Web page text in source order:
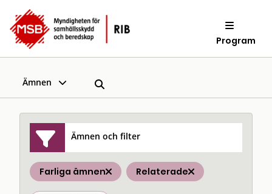
Program
Ämnen
Ämnen och filter
Farliga ämnen Relaterade